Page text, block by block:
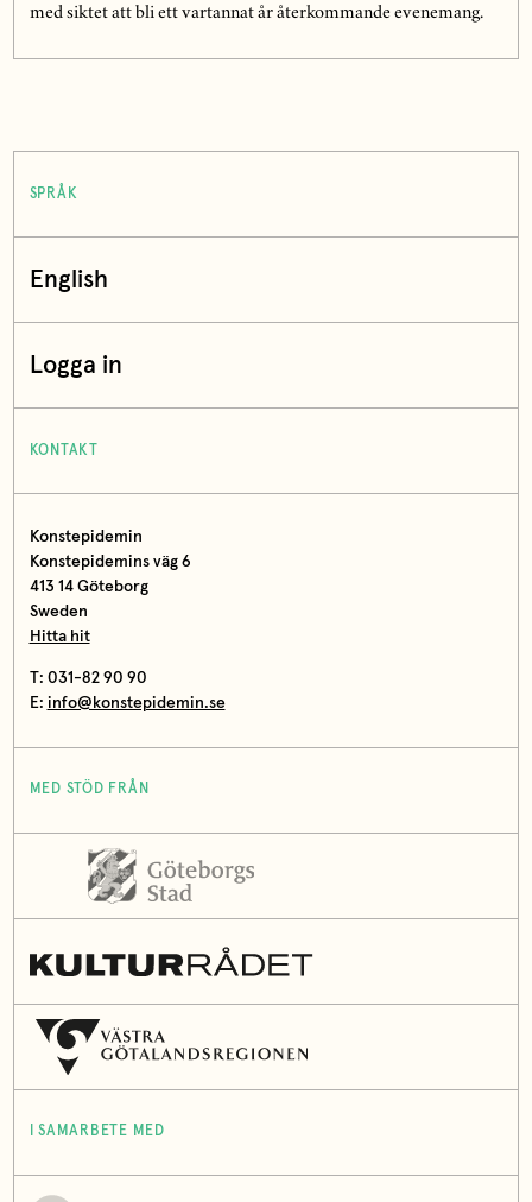
med siktet att bli ett vartannat år återkommande evenemang.
SPRÅK
English
Logga in
KONTAKT
Konstepidemin
Konstepidemins väg 6
413 14 Göteborg
Sweden
Hitta hit
T: 031-82 90 90
E: info@konstepidemin.se
MED STÖD FRÅN
I SAMARBETE MED